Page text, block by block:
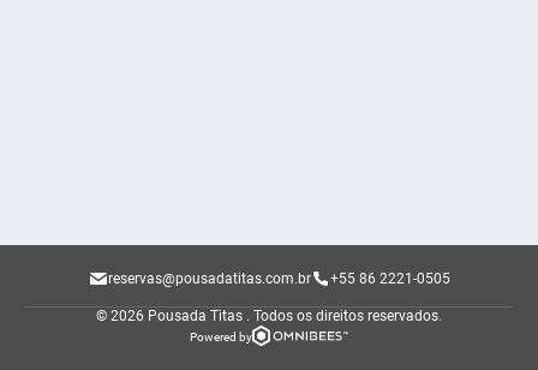
reservas@pousadatitas.com.br +55 86 2221-0505
© 2026 Pousada Titas . Todos os direitos reservados.
Powered by